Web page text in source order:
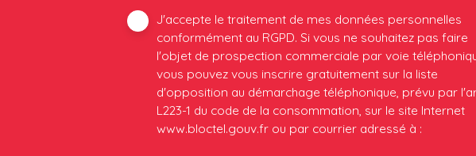
J'accepte le traitement de mes données personnelles
conformément au RGPD. Si vous ne souhaitez pas faire
l'objet de prospection commerciale par voie
vous pouvez vous inscrire gratuitement sur la liste
d'opposition au démarchage téléphonique, prévu par
L223-1 du code de la consommation, sur le site Internet
www.bloctel.gouv.fr ou par courrier adressé à :